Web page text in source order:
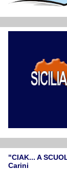
"CIAK... A
Carini